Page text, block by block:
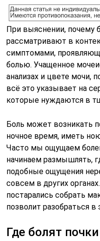
При выяснении, почему
рассматривают в
симптомами,
болью. Учащенное
анализах и цвете мочи,
всё это указывает на
которые нуждаются в
Боль может возникать
ночное время, иметь
Часто мы ощущаем
начинаем размышлять,
подобные ощущения
совсем в других
постарались собрать
позволит разобраться в
Где болят